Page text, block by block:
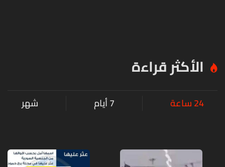
الأكثر قراءة
24 ساعة 7 أيام شهر